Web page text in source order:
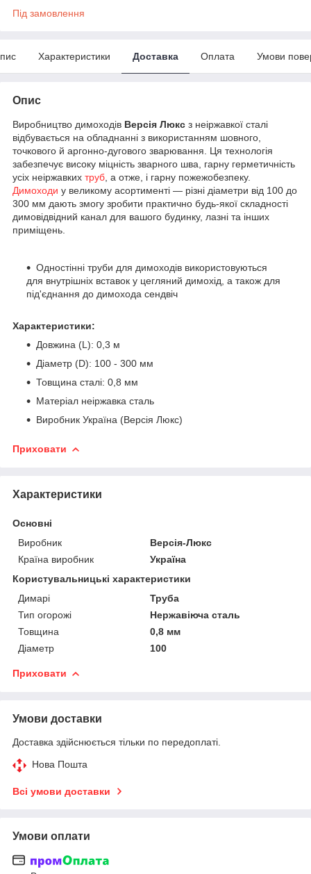
Під замовлення
Характеристики Доставка Оплата Умови
Опис
Виробництво димоходів Версія Люкс з неіржавкої сталі
відбувається на обладнанні з використанням шовного,
точкового й аргонно-дугового зварювання. Ця технологія
забезпечує високу міцність зварного шва, гарну герметичність
усіх неіржавких труб , а отже, і гарну пожежобезпеку.
Димоходи у великому асортименті — різні діаметри від 100 до
300 мм дають змогу зробити практично будь-якої складності
димовідвідний канал для вашого будинку, лазні та інших
приміщень.
Одностінні труби для димоходів використовуються
для внутрішніх вставок у цегляний димохід, а також для
під'єднання до димохода сендвіч
Характеристики:
Довжина (L): 0,3 м
Діаметр (D): 100 - 300 мм
Товщина сталі: 0,8 мм
Матеріал неіржавка сталь
Виробник Україна (Версія Люкс)
Приховати
Характеристики
Основні
Виробник
Версія-Люкс
Країна виробник
Україна
Користувальницькі характеристики
Димарі
Труба
Тип огорожі
Нержавіюча сталь
Товщина
0,8 мм
Діаметр
100
Приховати
Умови доставки
Доставка здійснюється тільки по передоплаті.
Нова Пошта
Всі умови доставки
Умови оплати